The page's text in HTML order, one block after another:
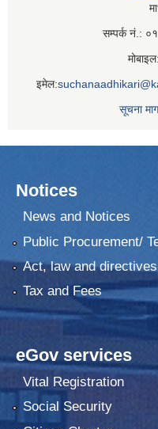
सम्पर्क नं.:
इमेल:
सूचना
Notices
News and Notices
Public Procurement/
Act, law and directives
Tax and Fees
eGov services
Vital Registration
Social Security